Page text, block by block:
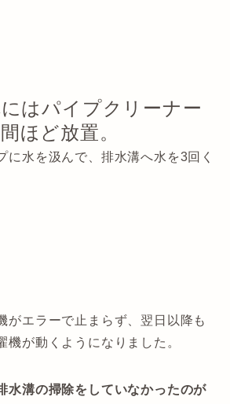
はパイプクリーナー
ほど放置。
に水を汲んで、排水溝へ水を3回く
がエラーで止まらず、翌日以降も
機が動くようになりました。
水溝の掃除をしていなかったのが